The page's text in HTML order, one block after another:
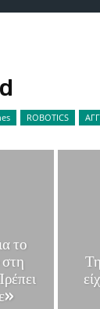
ROBOTICS
το